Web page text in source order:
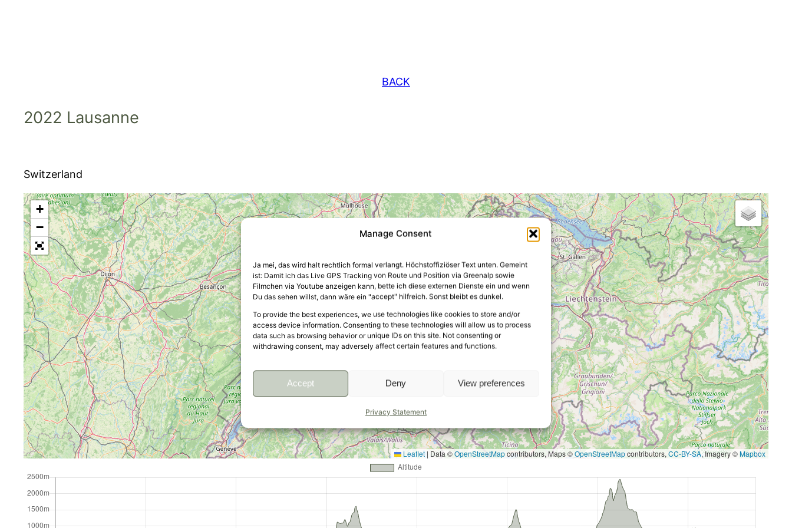
Manage Consent
Ja mei, das wird halt rechtlich formal verlangt. Höchstoffiziöser Text unten. Gemeint
ist: Damit ich das Live GPS Tracking von Route und Position via Greenalp sowie
Filmchen via Youtube anzeigen kann, bette ich diese externen Dienste ein und wenn
Du das sehen willst, dann wäre ein "accept" hilfreich. Sonst bleibt es dunkel.
To provide the best experiences, we use technologies like cookies to store and/or
access device information. Consenting to these technologies will allow us to process
data such as browsing behavior or unique IDs on this site. Not consenting or
withdrawing consent, may adversely affect certain features and functions.
Accept Deny View preferences
Privacy Statement
BACK
2022 Lausanne
Switzerland
+
−
Leaflet | Data ©OpenStreetMapcontributors, Maps ©OpenStreetMapcontributors, CC-BY-SA, Imagery ©Mapbox